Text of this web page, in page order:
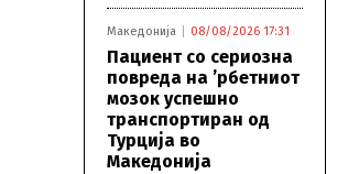
Македонија 08/08/2026 17:31
Пациент со сериозна
повреда на ’рбетниот
мозок успешно
транспортиран од
Турција во
Македонија